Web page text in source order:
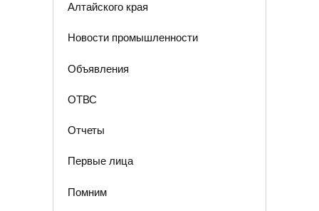
Алтайского края
Новости промышленности
Объявления
ОТВС
Отчеты
Первые лица
Помним